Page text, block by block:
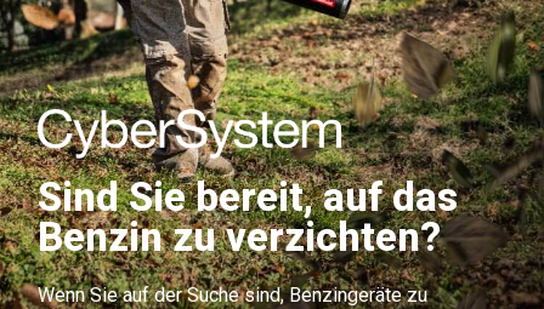
Sind Sie bereit, auf das
Benzin zu verzichten?
Wenn Sie auf der Suche sind, Benzingeräte zu